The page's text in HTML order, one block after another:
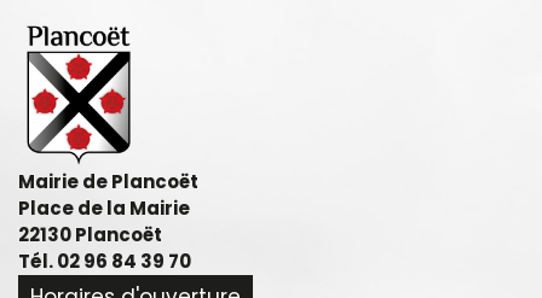
Mairie de Plancoët
Place de la Mairie
22130 Plancoët
Tél. 02 96 84 39 70